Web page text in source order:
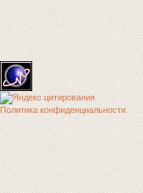
Политика конфиденциальности